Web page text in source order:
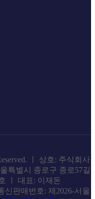
ㅣ 상호: 주식회사
특별시 종로구 종로57길
ㅣ 대표: 이재돈
신판매번호: 제2026-서울